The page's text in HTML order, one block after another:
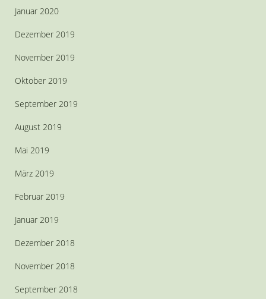
Januar 2020
Dezember 2019
November 2019
Oktober 2019
September 2019
August 2019
Mai 2019
März 2019
Februar 2019
Januar 2019
Dezember 2018
November 2018
September 2018